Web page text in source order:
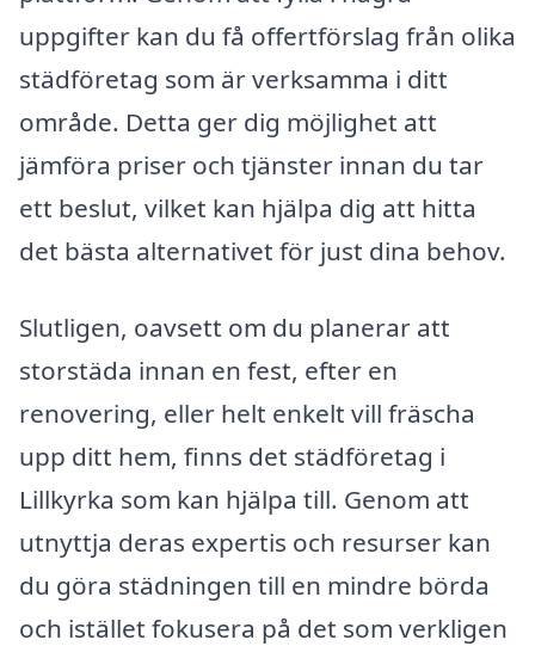
uppgifter kan du få offertförslag från olika
städföretag som är verksamma i ditt
område. Detta ger dig möjlighet att
jämföra priser och tjänster innan du tar
ett beslut, vilket kan hjälpa dig att hitta
det bästa alternativet för just dina behov.
Slutligen, oavsett om du planerar att
storstäda innan en fest, efter en
renovering, eller helt enkelt vill fräscha
upp ditt hem, finns det städföretag i
Lillkyrka som kan hjälpa till. Genom att
utnyttja deras expertis och resurser kan
du göra städningen till en mindre börda
och istället fokusera på det som verkligen